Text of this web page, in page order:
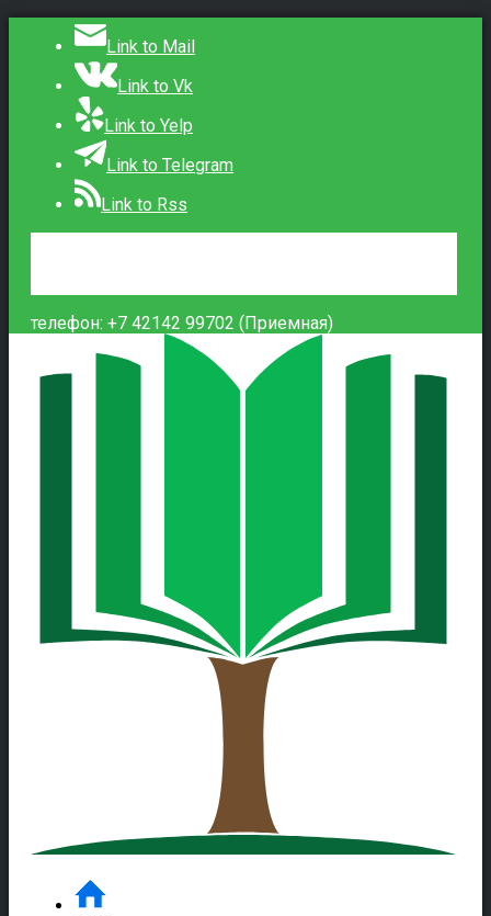
Link to Mail
Link to Vk
Link to Yelp
Link to Telegram
Link to Rss
телефон: +7 42142 99702 (Приемная)